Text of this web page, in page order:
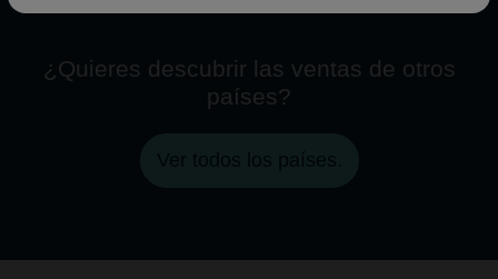
¿Quieres descubrir las ventas de otros
países?